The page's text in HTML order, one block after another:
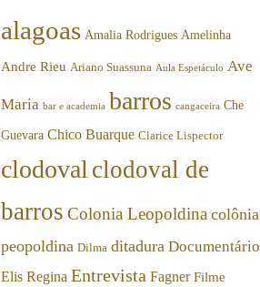
alagoas Amalia Rodrigues Amelinha
Andre Rieu Ariano Suassuna Aula Espetáculo Ave
Maria bar e academia barros cangaceira Che
Guevara Chico Buarque Clarice Lispector
clodovalclodoval de
barros Colonia Leopoldina colônia
peopoldina Dilma ditadura Documentário
Elis Regina Entrevista Fagner Filme